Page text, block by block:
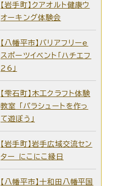
【岩手町】クアオルト健康ウ
オーキング体験会
【八幡平市】バリアフリーe
スポーツイベント「ハチエフ
26」
【雫石町】木工クラフト体験
教室 「パラシュートを作っ
て遊ぼう」
【岩手町】岩手広域交流セン
ター にこにこ縁日
【八幡平市】十和田八幡平国